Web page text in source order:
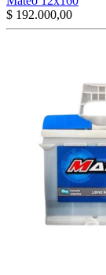
$ 192.000,00